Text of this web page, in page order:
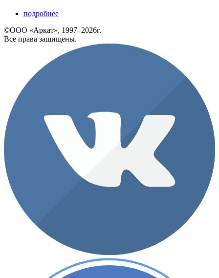
подробнее
©ООО «Аркат», 1997–2026г.
Все права защищены.